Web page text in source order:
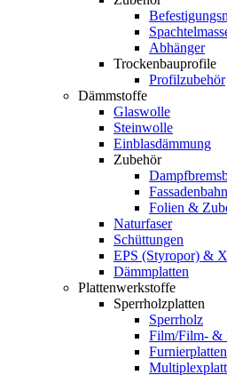
Abhänger
Trockenbauprofile
Profilzubehör
Dämmstoffe
Glaswolle
Steinwolle
Einblasdämmung
Zubehör
Folien &
Naturfaser
Schüttungen
EPS (Styropor) &
Dämmplatten
Plattenwerkstoffe
Sperrholzplatten
Sperrholz
Film/Film- &
Furnierplatten